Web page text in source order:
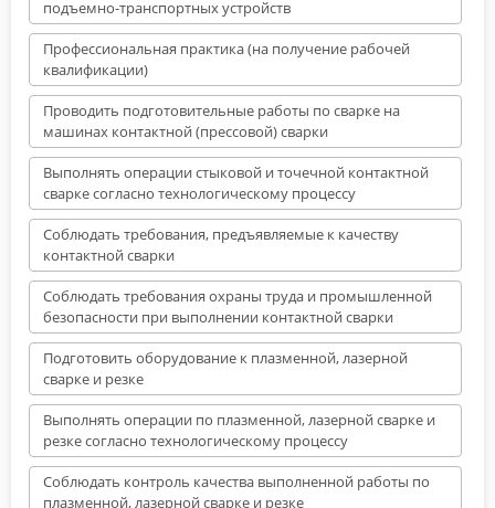
подъемно-транспортных устройств
Профессиональная практика (на получение рабочей
квалификации)
Проводить подготовительные работы по сварке на
машинах контактной (прессовой) сварки
Выполнять операции стыковой и точечной контактной
сварке согласно технологическому процессу
Соблюдать требования, предъявляемые к качеству
контактной сварки
Соблюдать требования охраны труда и промышленной
безопасности при выполнении контактной сварки
Подготовить оборудование к плазменной, лазерной
сварке и резке
Выполнять операции по плазменной, лазерной сварке и
резке согласно технологическому процессу
Соблюдать контроль качества выполненной работы по
плазменной, лазерной сварке и резке